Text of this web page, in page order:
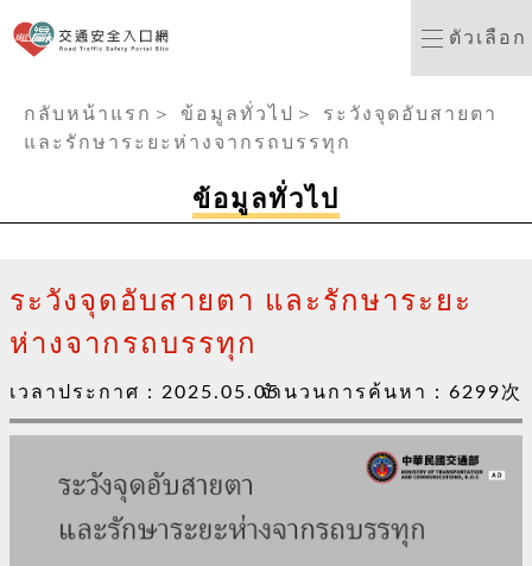
เว็บไซต์ทางเข้าความป
ตัวเลือก
กลับหน้าแรก ＞ ข้อมูลทั่วไป ＞
ระวังจุดอับสายตา
และรักษาระยะห่างจากรถบรรทุก
ข้อมูลทั่วไป
ระวังจุดอับสายตา และรักษาระยะ
ห่างจากรถบรรทุก
เวลาประกาศ： 2025.05.05จำนวนการค้นหา： 6299次